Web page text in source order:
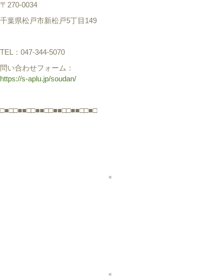
〒270-0034
千葉県松戸市新松戸5丁目149
TEL：047-344-5070
問い合わせフォーム：
https://s-aplu.jp/soudan/
□■□□■■□□■■□□■■□□■■□□■□
«
«